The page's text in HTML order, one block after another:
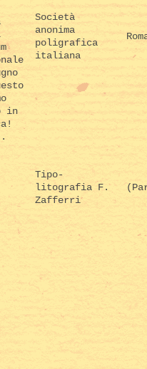
in
Società
anonima
poligrafica
italiana
Tipo-
litografia F.
Zafferri